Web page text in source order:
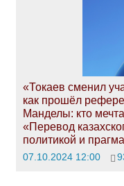
«Токаев сменил
как прошёл
Манделы: кто
«Перевод
политикой и
07.10.2024 12:00